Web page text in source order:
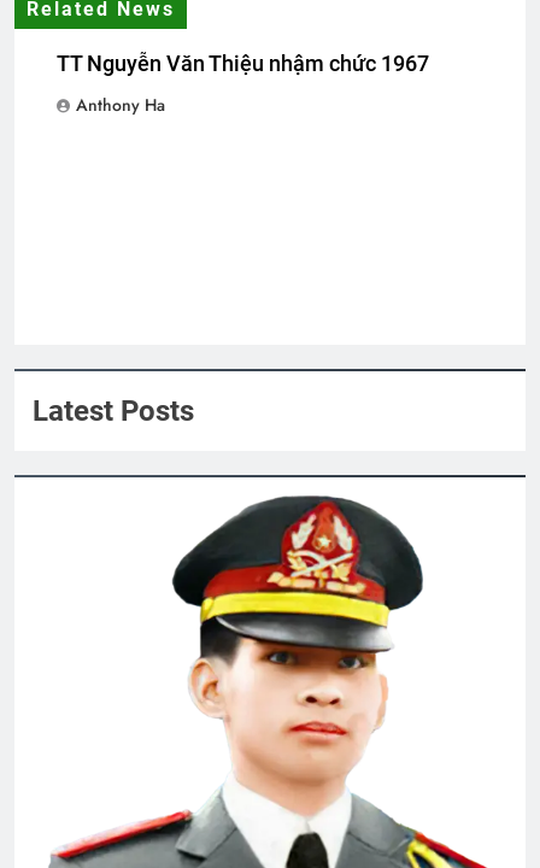
3 Years Ago
2 Years Ago
3 Years Ago
Thăm phu nhân NT Võ Thành Khiết K10
2 Years Ago
Mộng đêm xuân
2 Years Ago
Nội Quy 2024
2 Months Ago
CON BIẾT NGÀI YÊU CON
(Rabindranath Tagore)
3 Years Ago
Related News
TT Nguyễn Văn Thiệu nhậm chức 1967
Anthony Ha
Latest Posts